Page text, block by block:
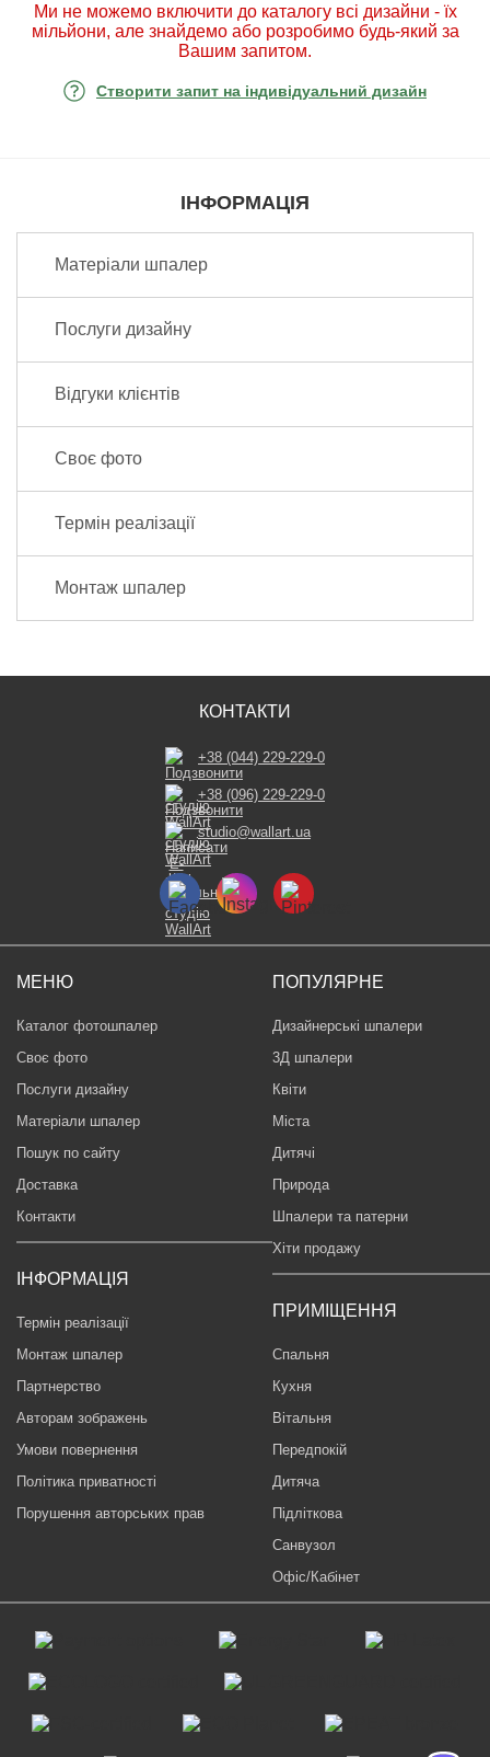
Ми не можемо включити до каталогу всі дизайни - їх
мільйони, але знайдемо або розробимо будь-який за
Вашим запитом.
Створити запит на індивідуальний дизайн
ІНФОРМАЦІЯ
Матеріали шпалер
Послуги дизайну
Відгуки клієнтів
Своє фото
Термін реалізації
Монтаж шпалер
МЕНЮ
Каталог фотошпалер
Своє фото
Послуги дизайну
Матеріали шпалер
Пошук по сайту
Доставка
Контакти
ІНФОРМАЦІЯ
Термін реалізації
Монтаж шпалер
Партнерство
Авторам зображень
Умови повернення
Політика приватності
Порушення авторських прав
ПОПУЛЯРНЕ
Дизайнерські шпалери
3Д шпалери
Квіти
Міста
Дитячі
Природа
Шпалери та патерни
Хіти продажу
ПРИМІЩЕННЯ
Спальня
Кухня
Вітальня
Передпокій
Дитяча
Підліткова
Санвузол
Офіс/Кабінет
КОНТАКТИ
+38 (044) 229-229-0
+38 (096) 229-229-0
studio@wallart.ua